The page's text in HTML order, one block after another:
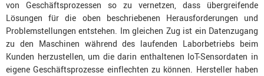
von Geschäftsprozessen so zu vernetzen, dass übergreifende
Lösungen für die oben beschriebenen Herausforderungen und
Problemstellungen entstehen. Im gleichen Zug ist ein Datenzugang
zu den Maschinen während des laufenden Laborbetriebs beim
Kunden herzustellen, um die darin enthaltenen IoT-Sensordaten in
eigene Geschäftsprozesse einflechten zu können. Hersteller haben